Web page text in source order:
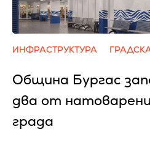
ИНФРАСТРУКТУРА
Община Бургас
два от
града